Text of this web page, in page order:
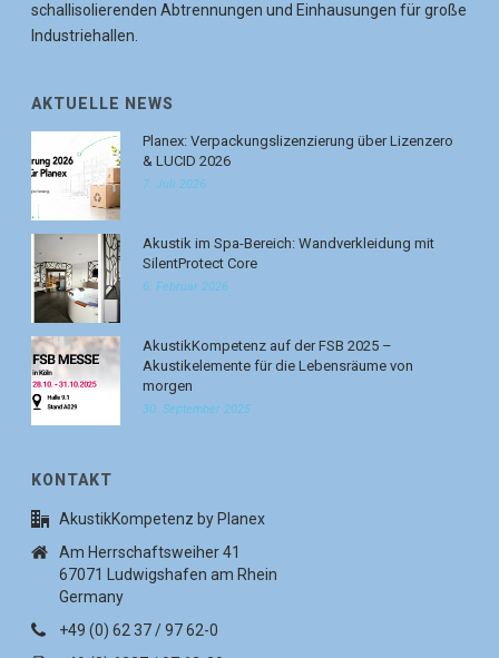
schallisolierenden Abtrennungen und Einhausungen für große
Industriehallen.
AKTUELLE NEWS
Planex: Verpackungslizenzierung über Lizenzero
& LUCID 2026
7. Juli 2026
Akustik im Spa-Bereich: Wandverkleidung mit
SilentProtect Core
6. Februar 2026
AkustikKompetenz auf der FSB 2025 –
Akustikelemente für die Lebensräume von
morgen
30. September 2025
KONTAKT
AkustikKompetenz by Planex
Am Herrschaftsweiher 41
67071 Ludwigshafen am Rhein
Germany
+49 (0) 62 37 / 97 62-0